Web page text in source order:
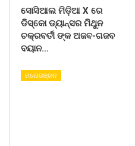
ସୋସିଆଲ ମିଡ଼ିଆ X ରେ
ଡିସ୍କୋ ଡ୍ୟାନ୍ସର ମିଥୁନ
ଚକ୍ରବର୍ତୀ ଙ୍କ ଅଜବ-ଗଜବ
ବୟାନ…
ମନୋରଞ୍ଜନ